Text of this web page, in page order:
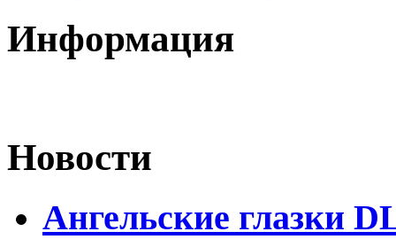
Информация
Новости
Ангельские глазки